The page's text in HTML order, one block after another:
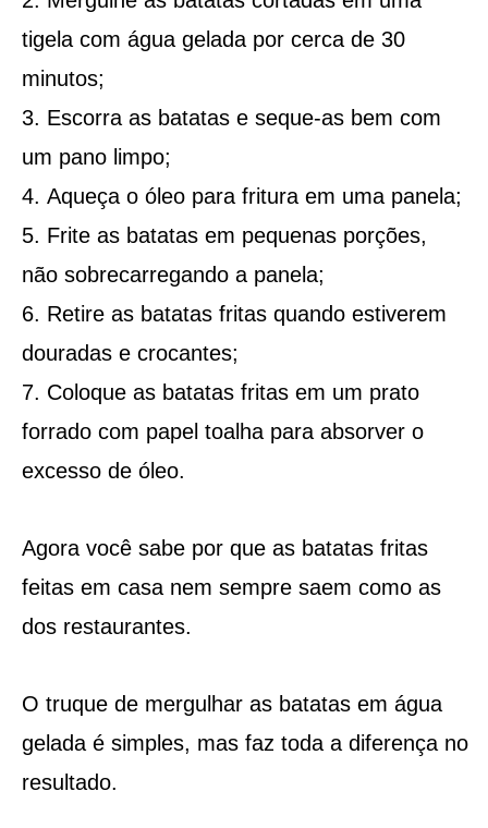
tigela com água gelada por cerca de 30
minutos;
Escorra as batatas e seque-as bem com
um pano limpo;
Aqueça o óleo para fritura em uma panela;
Frite as batatas em pequenas porções,
não sobrecarregando a panela;
Retire as batatas fritas quando estiverem
douradas e crocantes;
Coloque as batatas fritas em um prato
forrado com papel toalha para absorver o
excesso de óleo.
Agora você sabe por que as batatas fritas
feitas em casa nem sempre saem como as
dos restaurantes.
O truque de mergulhar as batatas em água
gelada é simples, mas faz toda a diferença no
resultado.